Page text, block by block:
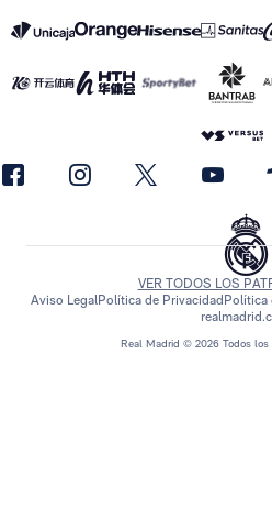
Real Madrid © 2026 Todos los
VER TODOS LOS
Aviso LegalPolítica de Privacidad Política